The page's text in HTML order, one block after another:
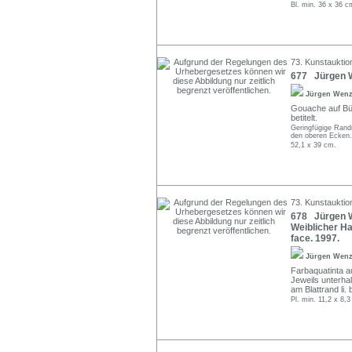
Bl. min. 36 x 36
73.
677 Jürgen
Jürgen
Gouache auf
betitelt.
Geringfügige
den oberen
52,1 x 39 cm.
73.
678 Jürgen
Weiblicher
face. 1997.
Jürgen
Farbaquatinta
Jeweils
am Blattrand li.
Pl. min. 11,2 x